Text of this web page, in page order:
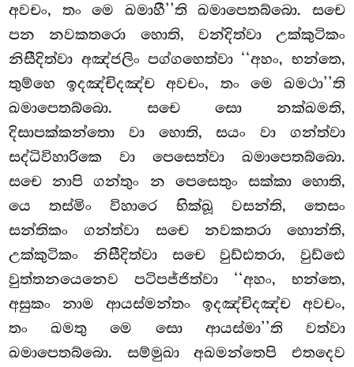
අවචං, තං මෙ ඛමාහී’’ති ඛමාපෙතබ්බො. සචෙ
පන නවකතරො හොති, වන්දිත්වා උක්කුටිකං
නිසීදිත්වා අඤ්ජලිං පග්ගහෙත්වා ‘‘අහං, භන්තෙ,
තුම්හෙ ඉදඤ්චිදඤ්ච අවචං, තං මෙ ඛමථා’’ති
ඛමාපෙතබ්බො. සචෙ සො නක්ඛමති,
දිසාපක්කන්තො වා හොති, සයං වා ගන්ත්වා
සද්ධිවිහාරිකෙ වා පෙසෙත්වා ඛමාපෙතබ්බො.
සචෙ නාපි ගන්තුං න පෙසෙතුං සක්කා හොති,
යෙ තස්මිං විහාරෙ භික්ඛූ වසන්ති, තෙසං
සන්තිකං ගන්ත්වා සචෙ නවකතරා හොන්ති,
උක්කුටිකං නිසීදිත්වා සචෙ වුඩ්ඪතරා, වුඩ්ඪෙ
වුත්තනයෙනෙව පටිපජ්ජිත්වා ‘‘අහං, භන්තෙ,
අසුකං නාම ආයස්මන්තං ඉදඤ්චිදඤ්ච අවචං,
තං ඛමතු මෙ සො ආයස්මා’’ති වත්වා
ඛමාපෙතබ්බො. සම්මුඛා අඛමන්තෙපි එතදෙව